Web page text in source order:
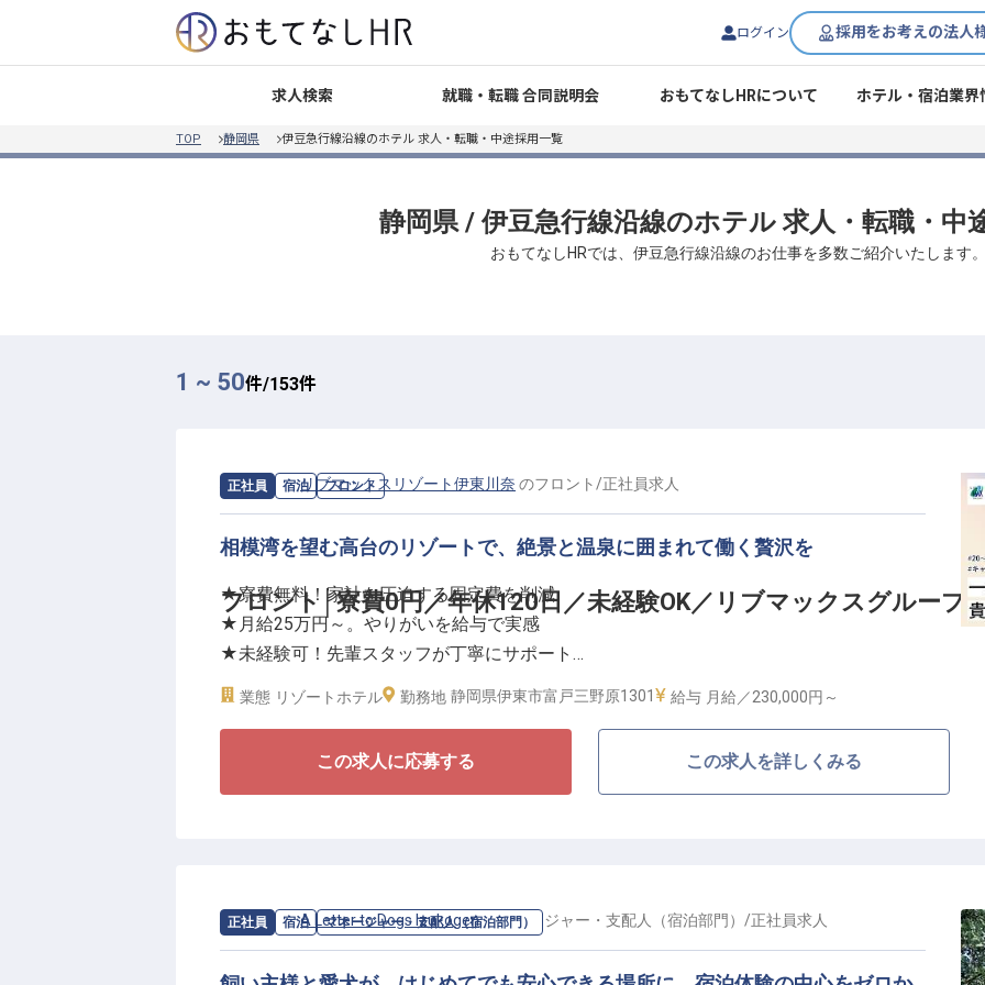
ログイン 採用をお考えの法人
求人検索 就職・転職 合同説明会 おもてなしHRについて ホテル・宿泊業界
TOP 静岡県 伊豆急行線沿線のホテル 求人・転職・中途採用一覧
静岡県 / 伊豆急行線沿線のホテル 求人・転職・中
おもてなしHRでは、伊豆急行線沿線のお仕事を多数ご紹介いたします
1 ~ 50件/153件
正社員 宿泊 フロント
フロント│寮費0円／年休120日／未経験OK／リブマックスグループ
求人情報：リブマックスリゾート伊東川奈 のフロント /正社員求人
相模湾を望む高台のリゾートで、絶景と温泉に囲まれて働く贅沢を
★寮費無料！家計を圧迫する固定費を削減
★月給25万円～。やりがいを給与で実感
★未経験可！先輩スタッフが丁寧にサポート
★年間休日120日。リフレッシュしながら活躍
全室露天風呂付きの客室や、南国リゾートを彷彿とさせるプール、開放感溢れるレストラ
ンなど、非日常的な空間でお客様に喜びを提供しています。海と山の両方の魅力を感じら
1998年の不動産仲介業から始まり、現在はリゾート運営やマンション事業など幅広い領
域で躍進を続ける「株式会社リブマックス」。盤石な組織体制があるからこそ、スタッフ
への還元に妥協はありません。
業態 リゾートホテル 勤務地 静岡県伊東市富戸三野原1301 給与 月給／230,000円～
この求人に応募する この求人を詳しくみる
正社員 宿泊 マネージャー・支配人（宿泊部門）
求人情報：A Letter to Dogs Izukogenのマネージャー・支配人（宿泊部門） /正社員求人